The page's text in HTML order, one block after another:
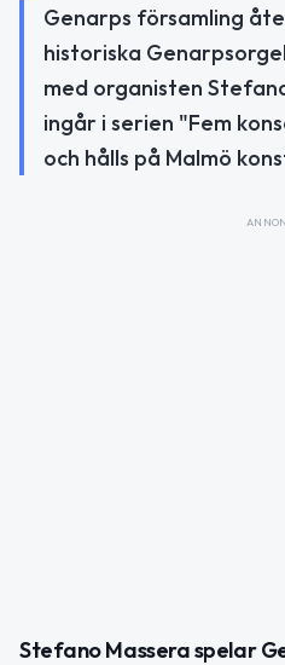
Genarps församling
historiska
med organisten
ingår i serien "Fem
och hålls på Malmö
Stefano Massera spelar